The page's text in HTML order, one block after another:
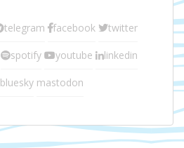
telegram facebook twitter
spotify youtube linkedin
bluesky mastodon